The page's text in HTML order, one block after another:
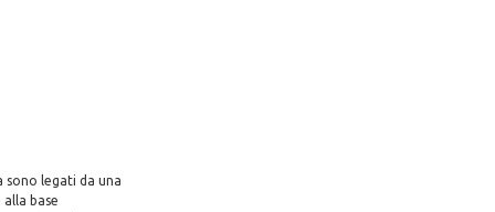
sono legati da una
base